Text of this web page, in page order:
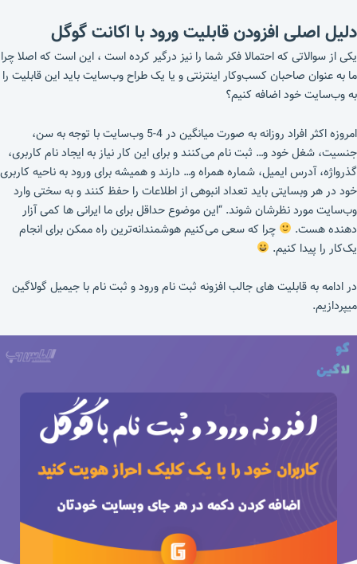
دلیل اصلی افزودن قابلیت ورود با اکانت گوگل
یکی از سوالاتی که احتمالا فکر شما را نیز درگیر کرده است ، این است که اصلا چرا
ما به عنوان صاحبان کسب‌و‌کار اینترنتی و یا یک طراح وب‌سایت باید این قابلیت را
به وب‌سایت خود اضافه کنیم؟
امروزه اکثر افراد روزانه به صورت میانگین در 4-5 وب‌سایت با توجه به سن،
جنسیت، شغل خود و… ثبت نام می‌کنند و برای این کار نیاز به ایجاد نام کاربری،
گذرواژه، آدرس ایمیل، شماره همراه و… دارند و همیشه برای ورود به ناحیه کاربری
خود در هر وبسایتی باید تعداد انبوهی از اطلاعات را حفظ کنند و به سختی وارد
وب‌سایت مورد نظرشان شوند. “این موضوع حداقل برای ما ایرانی ها کمی آزار
دهنده هست.
چرا که سعی می‌کنیم هوشمندانه‌ترین راه ممکن برای انجام
یک‌کار را پیدا کنیم.
در ادامه به قابلیت های جالب افزونه ثبت نام ورود و ثبت نام با جیمیل گولاگین
میپردازیم.